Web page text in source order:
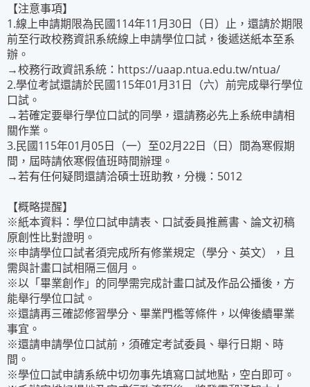
【注意事項】
1.線上申請期限為民國114年11月30日（日）止，還請於期限
前至行政校務資訊系統線上申請學位口試，後遞送紙本至系
辦。
→校務行政資訊系統：https://uaap.ntua.edu.tw/ntua/
2.學位考試還請於民國115年01月31日（六）前完成舉行學位
口試。
→若確定要舉行學位口試的同學，還請務必先上系統申請相
關作業。
3.民國115年01月05日（一）至02月22日（日）間為寒假期
間，屆時請依寒假值班時間辦理。
→若有任何疑問還請洽碩士班助教，分機：5012
【概略提醒】
※紙本資料：學位口試申請表、口試委員推薦書、論文初稿
原創性比對證明。
※申請學位口試者須完成所有修業規定（學分、英文），且
需與計畫口試相隔三個月。
※以「畢業創作」的同學需完成計畫口試及作品公播後，方
能舉行學位口試。
※還請再三確認修習學分、畢業門檻等條件，以俾後續畢業
事宜。
※還請申請學位口試前，須確定考試委員、舉行日期、時
間。
※學位口試申請系統中切勿事先填寫口試地點，空白即可。